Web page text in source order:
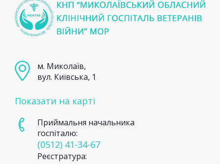
м. Миколаїв,
вул. Київська, 1
Показати на карті
Приймальня начальника
госпіталю:
(0512) 41-34-67
Реєстратура: